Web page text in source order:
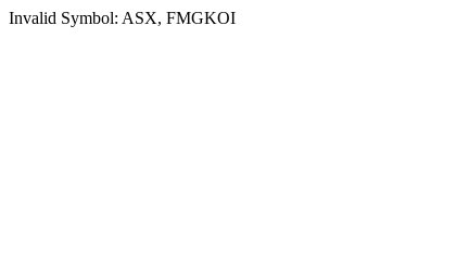
Invalid Symbol: ASX, FMGKOI